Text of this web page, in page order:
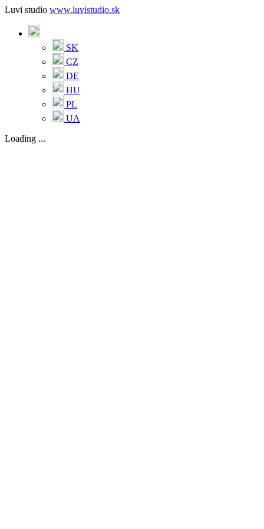
Luvi studio www.luvistudio.sk
SK
CZ
DE
HU
PL
UA
Loading ...